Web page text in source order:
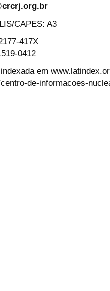
CAPES: A3
417X
0412
em
de-informacoes-